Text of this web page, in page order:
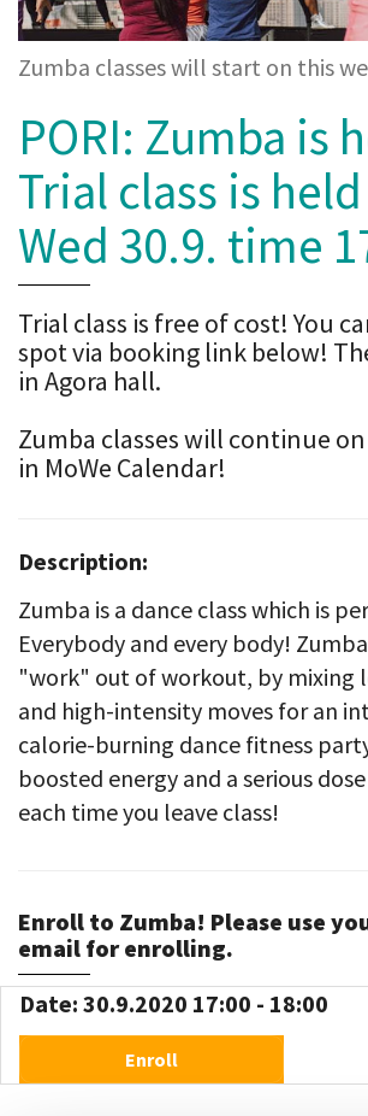
Zumba classes will start on this
PORI: Zumba is
Trial class is
Wed 30.9. time
Trial class is free of cost! You
spot via booking link below!
in Agora hall.
Zumba classes will continue
in MoWe Calendar!
Description:
Zumba is a dance class which is
Everybody and every body!
"work" out of workout, by mixing
and high-intensity moves for an
calorie-burning dance fitness
boosted energy and a serious
each time you leave class!​​​​​​​
Enroll to Zumba! Please use
email for enrolling.
Date: 30.9.2020 17:00 - 18:00
Enroll